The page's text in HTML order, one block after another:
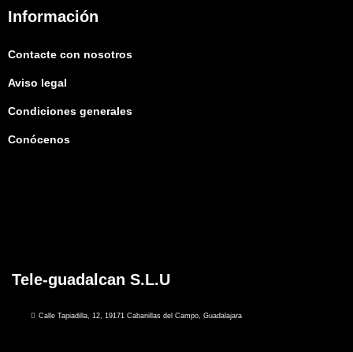
Información
Contacte con nosotros
Aviso legal
Condiciones generales
Conócenos
Tele-guadalcan S.L.U
Calle Tapiadilla, 12, 19171 Cabanillas del Campo, Guadalajara